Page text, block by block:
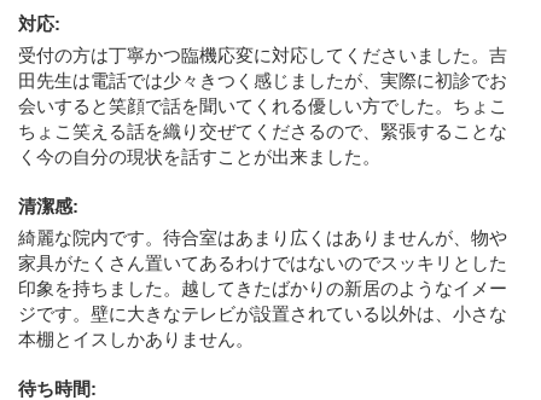
対応:
受付の方は丁寧かつ臨機応変に対応してくださいました。吉
田先生は電話では少々きつく感じましたが、実際に初診でお
会いすると笑顔で話を聞いてくれる優しい方でした。ちょこ
ちょこ笑える話を織り交ぜてくださるので、緊張することな
く今の自分の現状を話すことが出来ました。
清潔感:
綺麗な院内です。待合室はあまり広くはありませんが、物や
家具がたくさん置いてあるわけではないのでスッキリとした
印象を持ちました。越してきたばかりの新居のようなイメー
ジです。壁に大きなテレビが設置されている以外は、小さな
本棚とイスしかありません。
待ち時間: